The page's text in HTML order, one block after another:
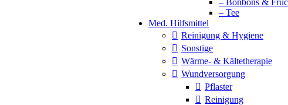
– Tee
Med. Hilfsmittel
Reinigung & Hygiene
Sonstige
Wärme- & Kältetherapie
Wundversorgung
Pflaster
Reinigung